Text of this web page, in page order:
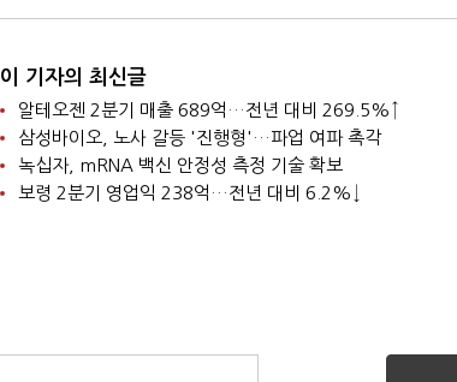
이 기자의 최신글
알테오젠 2분기 매출 689억…전년 대비 269.5%↑
삼성바이오, 노사 갈등 '진행형'…파업 여파 촉각
녹십자, mRNA 백신 안정성 측정 기술 확보
보령 2분기 영업익 238억…전년 대비 6.2%↓